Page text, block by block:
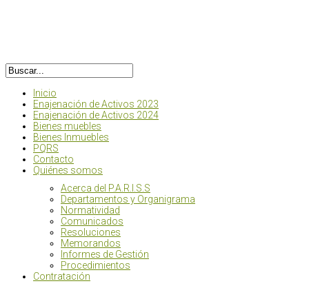
Inicio
Enajenación de Activos 2023
Enajenación de Activos 2024
Bienes muebles
Bienes Inmuebles
PQRS
Contacto
Quiénes somos
Acerca del P.A.R.I.S.S
Departamentos y Organigrama
Normatividad
Comunicados
Resoluciones
Memorandos
Informes de Gestión
Procedimientos
Contratación